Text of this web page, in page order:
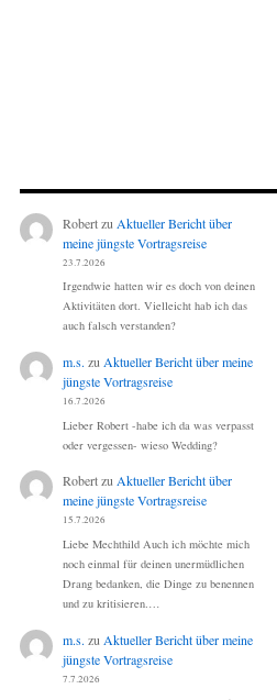
Robertzu Aktueller Bericht über
meine jüngste Vortragsreise
23.7.2026
Irgendwie hatten wir es doch von deinen
Aktivitäten dort. Vielleicht hab ich das
auch falsch verstanden?
m.s. zu Aktueller Bericht über meine
jüngste Vortragsreise
16.7.2026
Lieber Robert -habe ich da was verpasst
oder vergessen- wieso Wedding?
RobertzuAktueller Bericht über
meine jüngste Vortragsreise
15.7.2026
Liebe Mechthild Auch ich möchte mich
noch einmal für deinen unermüdlichen
Drang bedanken, die Dinge zu benennen
und zu kritisieren.…
m.s. zu Aktueller Bericht über meine
jüngste Vortragsreise
7.7.2026